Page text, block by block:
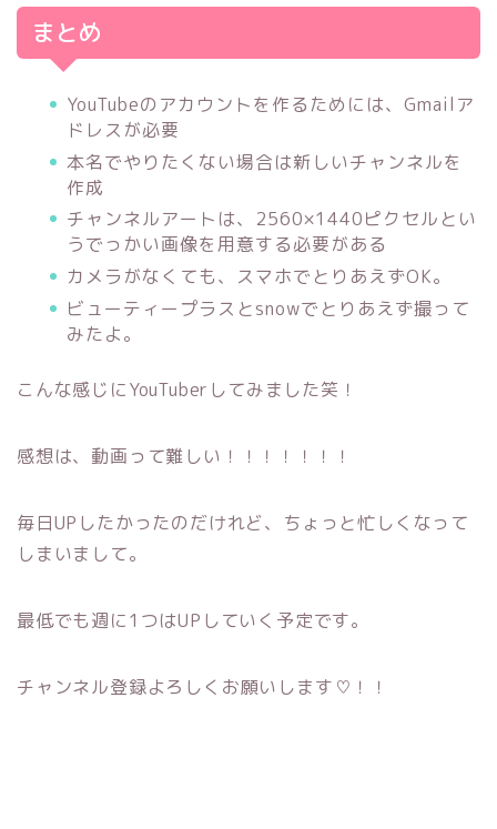
まとめ
YouTubeのアカウントを作るためには、Gmailア
ドレスが必要
本名でやりたくない場合は新しいチャンネルを
作成
チャンネルアートは、2560×1440ピクセルとい
うでっかい画像を用意する必要がある
カメラがなくても、スマホでとりあえずOK。
ビューティープラスとsnowでとりあえず撮って
みたよ。
こんな感じにYouTuberしてみました笑！
感想は、動画って難しい！！！！！！！
毎日UPしたかったのだけれど、ちょっと忙しくなって
しまいまして。
最低でも週に1つはUPしていく予定です。
チャンネル登録よろしくお願いします♡！！